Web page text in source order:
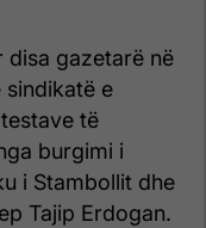
gazetarë në
sindikatë e
të
burgimi i
i Stambollit dhe
Tajip Erdogan.